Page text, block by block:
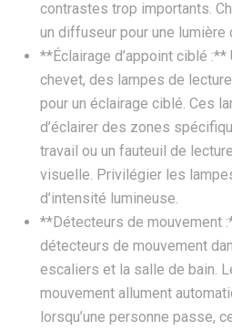
contrastes trop importants.
un diffuseur pour une lumière
**Éclairage d’appoint ciblé
chevet, des lampes de
pour un éclairage ciblé. Ces
d’éclairer des zones
travail ou un fauteuil de
visuelle. Privilégier les
d’intensité lumineuse.
**Détecteurs de mouvement
détecteurs de mouvement
escaliers et la salle de bain.
mouvement allument
lorsqu’une personne passe,